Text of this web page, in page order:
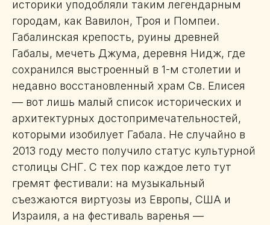
историки уподобляли таким легендарным
городам, как Вавилон, Троя и Помпеи.
Габалинская крепость, руины древней
Габалы, мечеть Джума, деревня Нидж, где
сохранился выстроенный в 1-м столетии и
недавно восстановленный храм Св. Елисея
— вот лишь малый список исторических и
архитектурных достопримечательностей,
которыми изобилует Габала. Не случайно в
2013 году место получило статус культурной
столицы СНГ. С тех пор каждое лето тут
гремят фестивали: на музыкальный
съезжаются виртуозы из Европы, США и
Израиля, а на фестиваль варенья —